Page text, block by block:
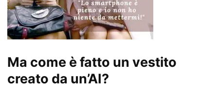
Ma come è fatto un vestito
creato da un’AI?